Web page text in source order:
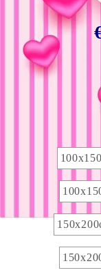
Прикачете :